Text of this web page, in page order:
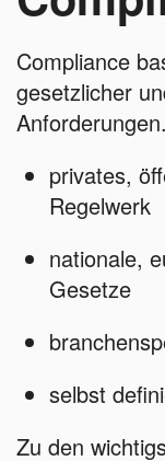
Compliance
gesetzlicher
privates,
Regelwerk
nationale,
Gesetze
selbst
Zu den